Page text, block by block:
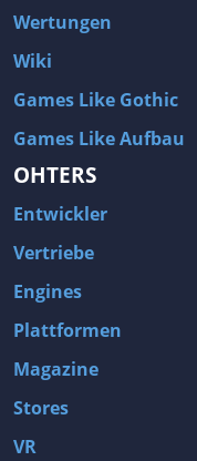
Wertungen
Wiki
Games Like Gothic
Games Like Aufbau
OHTERS
Entwickler
Vertriebe
Engines
Plattformen
Magazine
Stores
VR